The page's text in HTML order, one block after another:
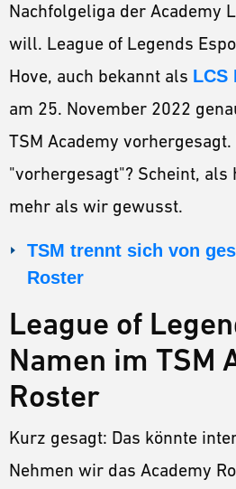
Nachfolgeliga der Academy
will. League of Legends
Hove, auch bekannt als LCS
am 25. November 2022
TSM Academy
"vorhergesagt"? Scheint, als
mehr als wir gewusst.
TSM trennt sich von
Roster
League of
Namen im TSM
Roster
Kurz gesagt: Das könnte
Nehmen wir das Academy